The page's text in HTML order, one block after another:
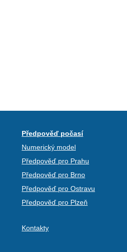
Předpověď počasí
Numerický model
Předpověď pro Prahu
Předpověď pro Brno
Předpověď pro Ostravu
Předpověď pro Plzeň
Kontakty